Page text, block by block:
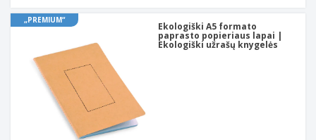
„PREMIUM“
Ekologiški A5 formato
paprasto popieriaus lapai |
Ekologiški užrašų knygelės